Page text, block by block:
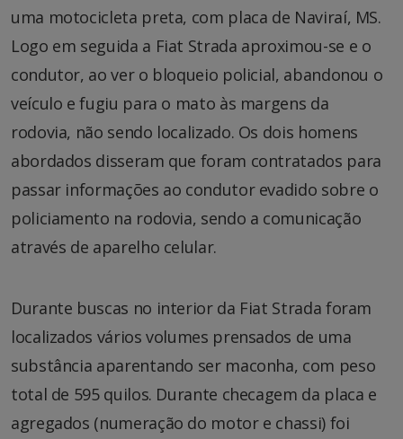
uma motocicleta preta, com placa de Naviraí, MS.
Logo em seguida a Fiat Strada aproximou-se e o
condutor, ao ver o bloqueio policial, abandonou o
veículo e fugiu para o mato às margens da
rodovia, não sendo localizado. Os dois homens
abordados disseram que foram contratados para
passar informações ao condutor evadido sobre o
policiamento na rodovia, sendo a comunicação
através de aparelho celular.
Durante buscas no interior da Fiat Strada foram
localizados vários volumes prensados de uma
substância aparentando ser maconha, com peso
total de 595 quilos. Durante checagem da placa e
agregados (numeração do motor e chassi) foi